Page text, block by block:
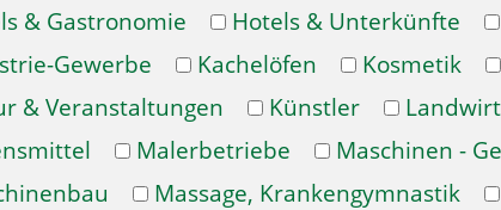
& Gastronomie
Hotels & Unterkünfte
Gewerbe
Kachelöfen Kosmetik
& Veranstaltungen
Künstler
Malerbetriebe
Maschinen -
Massage, Krankengymnastik